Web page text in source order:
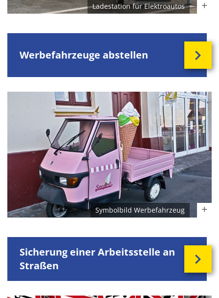
Ladestation für Elektroautos
Werbefahrzeuge abstellen
Symbolbild Werbefahrzeug
Sicherung einer Arbeitsstelle an
Straßen